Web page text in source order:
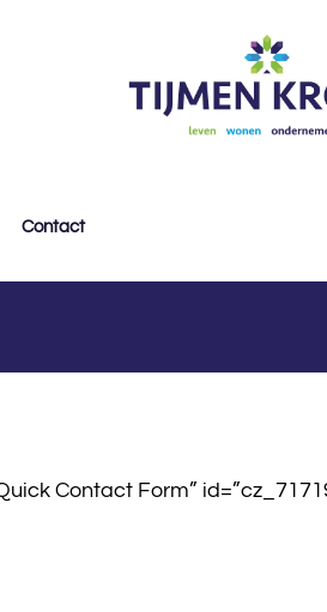
Contact
Contact Form”